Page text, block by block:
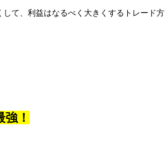
て、利益はなるべく大きくするトレード方
！